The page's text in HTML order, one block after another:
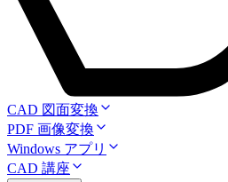
CAD 図面変換
PDF 画像変換
Windows アプリ
CAD 講座